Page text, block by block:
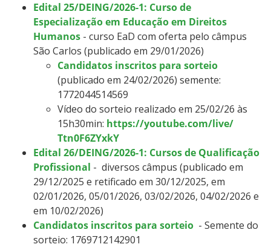
Edital 25/DEING/2026-1: Curso de
Especialização em Educação em Direitos
Humanos - curso EaD com oferta pelo câmpus
São Carlos (publicado em 29/01/2026)
Candidatos inscritos para sorteio
(publicado em 24/02/2026) semente:
1772044514569
Vídeo do sorteio realizado em 25/02/26 às
15h30min: https://youtube.com/live/
Ttn0F6ZYxkY
Edital 26/DEING/2026-1: Cursos de Qualificação
Profissional - diversos câmpus (publicado em
29/12/2025 e retificado em 30/12/2025, em
02/01/2026, 05/01/2026, 03/02/2026, 04/02/2026 e
em 10/02/2026)
Candidatos inscritos para sorteio - Semente do
sorteio: 1769712142901​​​​​​